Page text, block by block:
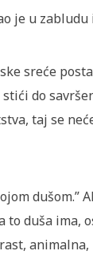
je u zabludu
sreće
do
taj se
dušom.”
duša ima,